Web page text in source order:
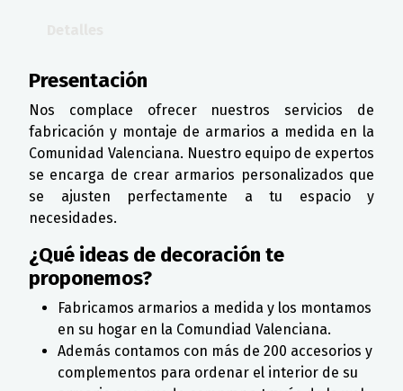
Presentación
Nos complace ofrecer nuestros servicios de
fabricación y montaje de armarios a medida en la
Comunidad Valenciana. Nuestro equipo de expertos
se encarga de crear armarios personalizados que
se ajusten perfectamente a tu espacio y
necesidades.
¿Qué ideas de decoración te
proponemos?
Fabricamos armarios a medida y los montamos
en su hogar en la Comundiad Valenciana.
Además contamos con más de 200 accesorios y
complementos para ordenar el interior de su